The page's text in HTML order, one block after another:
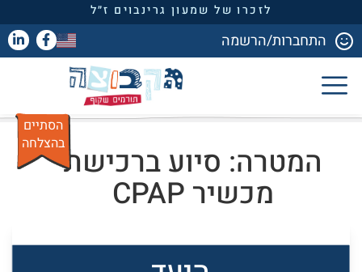
לזכרו של שמעון גרינבוים ז״ל
התחברות/הרשמה
המטרה: סיוע ברכישת
מכשיר CPAP
הסתיים
בהצלחה